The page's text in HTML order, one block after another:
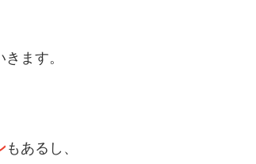
ます。
もあるし、